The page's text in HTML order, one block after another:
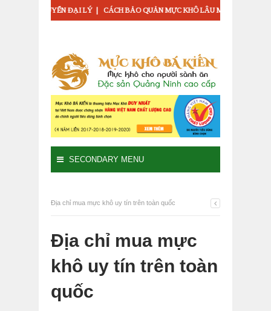
TUYỂN ĐẠI LÝ|CÁCH BẢO QUẢN MỰC KHÔ LÂU MÀ KHÔNG GIẢM CHẤT
SECONDARY MENU
Địa chỉ mua mực khô uy tín trên toàn quốc
Địa chỉ mua mực
khô uy tín trên toàn
quốc